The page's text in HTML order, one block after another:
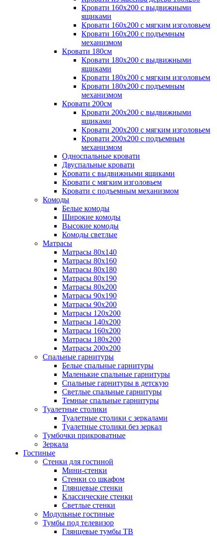
Кровати 160х200 с выдвижными
ящиками
Кровати 160х200 с мягким изголовьем
Кровати 160х200 с подъемным
механизмом
Кровати 180см
Кровати 180х200 с выдвижными
ящиками
Кровати 180х200 с мягким изголовьем
Кровати 180х200 с подъемным
механизмом
Кровати 200см
Кровати 200х200 с выдвижными
ящиками
Кровати 200х200 с мягким изголовьем
Кровати 200х200 с подъемным
механизмом
Односпальные кровати
Двуспальные кровати
Кровати с выдвижными ящиками
Кровати с мягким изголовьем
Кровати с подъемным механизмом
Комоды
Белые комоды
Широкие комоды
Высокие комоды
Комоды светлые
Матрасы
Матрасы 80х140
Матрасы 80х160
Матрасы 80х180
Матрасы 80х190
Матрасы 80х200
Матрасы 90х190
Матрасы 90х200
Матрасы 120х200
Матрасы 140х200
Матрасы 160х200
Матрасы 180х200
Матрасы 200х200
Спальные гарнитуры
Белые спальные гарнитуры
Маленькие спальные гарнитуры
Спальные гарнитуры в детскую
Светлые спальные гарнитуры
Темные спальные гарнитуры
Туалетные столики
Туалетные столики с зеркалами
Туалетные столики без зеркал
Тумбочки прикроватные
Зеркала
Гостиные
Стенки для гостиной
Мини-стенки
Стенки со шкафом
Глянцевые стенки
Классические стенки
Светлые стенки
Модульные гостиные
Тумбы под телевизор
Глянцевые тумбы ТВ